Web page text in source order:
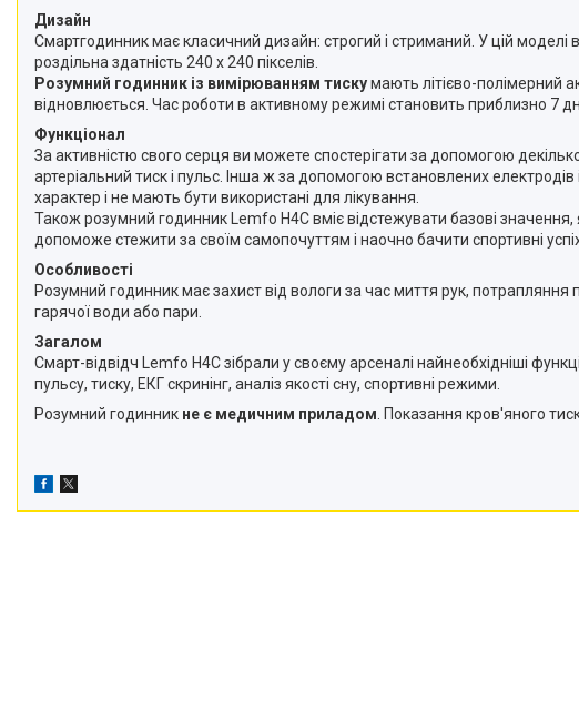
Дизайн
Смартгодинник має класичний дизайн: строгий і стриманий. У цій
роздільна здатність 240 х 240 пікселів.
Розумний годинник із вимірюванням тискумають літієво-полімерний
відновлюється. Час роботи в активному режимі становить приблизно 7
Функціонал
За активністю свого серця ви можете спостерігати за допомогою
артеріальний тиск і пульс. Інша ж за допомогою встановлених
характер і не мають бути використані для лікування.
Також розумний годинник Lemfo H4C вміє відстежувати базові значення,
допоможе стежити за своїм самопочуттям і наочно бачити спортивні
Особливості
Розумний годинник має захист від вологи за час миття рук,
гарячої води або пари.
Загалом
Смарт-відвідч Lemfo H4C зібрали у своєму арсеналі найнеобхідніші
пульсу, тиску, ЕКГ скринінг, аналіз якості сну, спортивні режими.
Розумний годинник не є медичним приладом . Показання кров'яного